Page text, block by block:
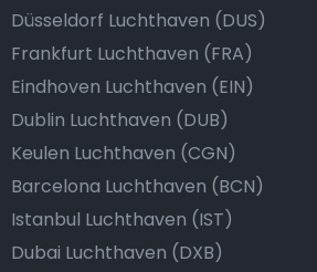
Düsseldorf Luchthaven (DUS)
Frankfurt Luchthaven (FRA)
Eindhoven Luchthaven (EIN)
Dublin Luchthaven (DUB)
Keulen Luchthaven (CGN)
Barcelona Luchthaven (BCN)
Istanbul Luchthaven (IST)
Dubai Luchthaven (DXB)